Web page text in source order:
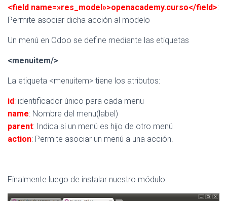
<field name=»res_model»>openacademy.curso</field>:
Permite asociar dicha acción al modelo
Un menú en Odoo se define mediante las etiquetas
<menuitem/>
La etiqueta <menuitem> tiene los atributos:
id: identificador único para cada menu
name: Nombre del menu(label)
parent: Indica si un menú es hijo de otro menú
action: Permite asociar un menú a una acción.
Finalmente luego de instalar nuestro módulo: